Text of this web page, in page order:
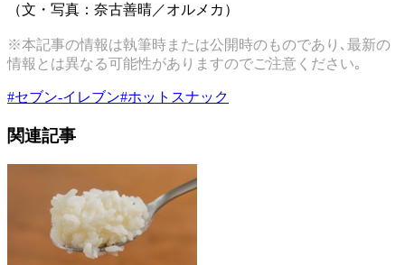
（文・写真：奈古善晴／オルメカ）
※本記事の情報は執筆時または公開時のものであり､最新の
情報とは異なる可能性がありますのでご注意ください｡
#セブン-イレブン#ホットスナック
関連記事